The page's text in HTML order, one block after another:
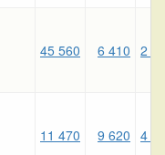
45 560 6 410 2
11 470 9 620 4